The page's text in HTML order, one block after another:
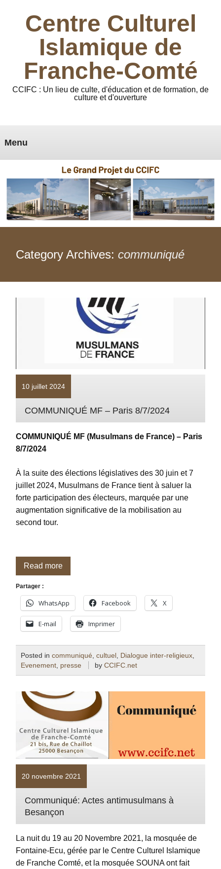
Centre Culturel
Islamique de
Franche-Comté
CCIFC : Un lieu de culte, d'éducation et de formation, de
culture et d'ouverture
Menu
Category Archives: communiqué
10 juillet 2024
COMMUNIQUÉ MF – Paris 8/7/2024
COMMUNIQUÉ MF (Musulmans de France) – Paris
8/7/2024
À la suite des élections législatives des 30 juin et 7
juillet 2024, Musulmans de France tient à saluer la
forte participation des électeurs, marquée par une
augmentation significative de la mobilisation au
second tour.
Read more
Partager :
WhatsApp Facebook X
E-mail Imprimer
Posted incommuniqué ,cultuel Dialogue inter-religieux
Evenement presse by CCIFC.net
20 novembre 2021
Communiqué: Actes antimusulmans à
Besançon
La nuit du 19 au 20 Novembre 2021, la mosquée de
Fontaine-Ecu, gérée par le Centre Culturel Islamique
de Franche Comté, et la mosquée SOUNA ont fait